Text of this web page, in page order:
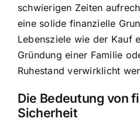
schwierigen Zeiten
eine solide finanzielle
Lebensziele wie der Kauf
Gründung einer Familie
Ruhestand verwirklicht
Die Bedeutung von
Sicherheit